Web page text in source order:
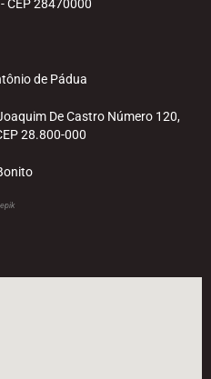
CEP 28470000
de Pádua
De Castro Número 120,
28.800-000